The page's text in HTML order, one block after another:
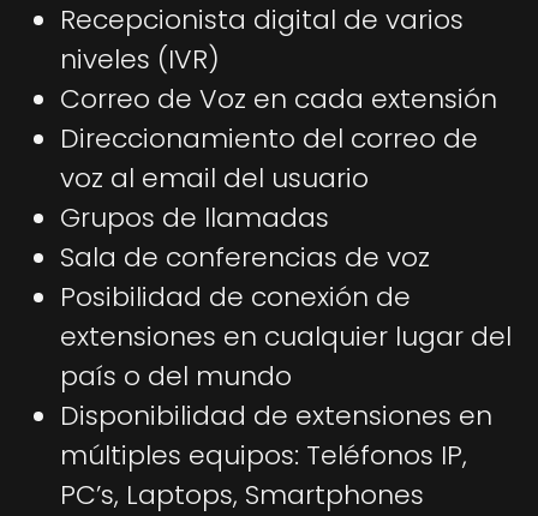
Recepcionista digital de varios
niveles (IVR)
Correo de Voz en cada extensión
Direccionamiento del correo de
voz al email del usuario
Grupos de llamadas
Sala de conferencias de voz
Posibilidad de conexión de
extensiones en cualquier lugar del
país o del mundo
Disponibilidad de extensiones en
múltiples equipos: Teléfonos IP,
PC’s, Laptops, Smartphones